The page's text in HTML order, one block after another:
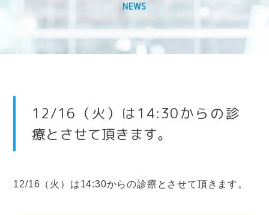
NEWS
12/16（火）は14:30からの診
療とさせて頂きます。
12/16（火）は14:30からの診療とさせて頂きます。